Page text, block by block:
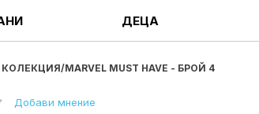
ДЕЦА
КОЛЕКЦИЯ/MARVEL MUST HAVE - БРОЙ 4
Добави мнение